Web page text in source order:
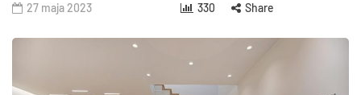
27 maja 2023 330 Share